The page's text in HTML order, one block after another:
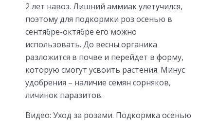
2 лет навоз. Лишний аммиак улетучился,
поэтому для подкормки роз осенью в
сентябре-октябре его можно
использовать. До весны органика
разложится в почве и перейдет в форму,
которую смогут усвоить растения. Минус
удобрения – наличие семян сорняков,
личинок паразитов.
Видео: Уход за розами. Подкормка осенью